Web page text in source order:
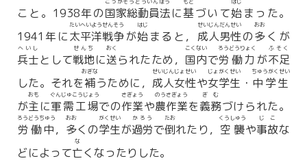
こと。1938年の国家総動員法に基づいて始まった。
1941年に太平洋戦争
たいへいようせんそう
が始
はじ
まると， 成人男性
せいじんだんせい
の多
おお
くが
兵士
へいし
として戦地
せんち
に送
おく
られたため， 国内
こくない
で労働力
ろうどうりょく
が不足
ふそく
した。それを補
おぎな
うために， 成人女性
せいじんじょせい
や女学生
じょがくせい
・ 中学生
ちゅうがくせい
が主
おも
に軍需工場
ぐんじゅこうじょう
での作業
さぎょう
や農作業
のうさぎょう
を義務
ぎむ
づけられた。
労働中
ろうどうちゅう
， 多
おお
くの学生
がくせい
が過労
かろう
で倒
たお
れたり， 空襲
くうしゅう
や事故
じこ
な
どによって亡
な
くなったりした。